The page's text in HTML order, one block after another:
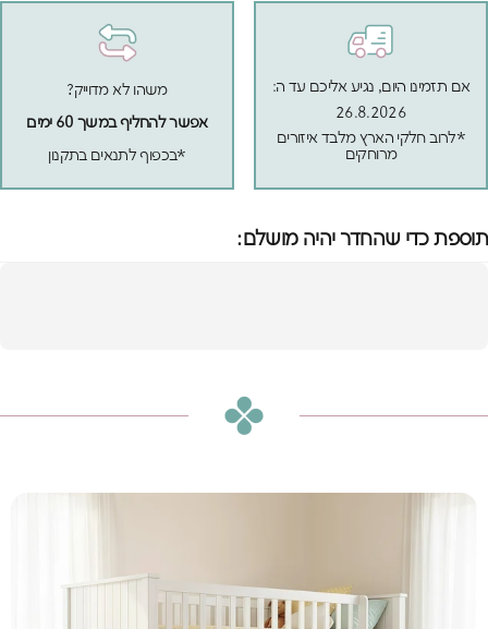
אם תזמינו היום, נגיע אליכם עד ה:
26.8.2026
*לרוב חלקי הארץ מלבד איזורים
מרוחקים
משהו לא מדוייק?
אפשר להחליף במשך 60 ימים
*בכפוף לתנאים בתקנון
תוספת כדי שהחדר יהיה מושלם:
חבר